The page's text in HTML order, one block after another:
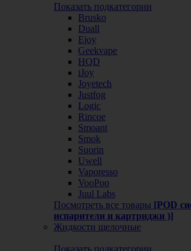
Показать подкатегории
Brusko
Duall
Ejoy
Geekvape
HQD
iJoy
Joyetech
Justfog
Logic
Rincoe
Smoant
Smok
Suorin
Uwell
Vaporesso
VooPoo
Juul Labs
Посмотреть все товары [POD
испарители и картриджи )]
Жидкости щелочные
Показать подкатегории